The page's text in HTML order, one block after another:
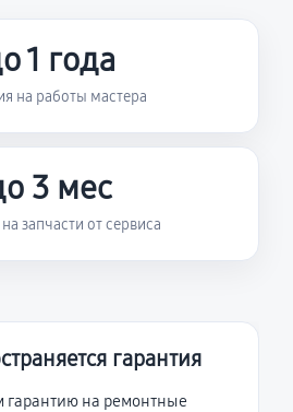
1 года
на работы мастера
3 мес
запчасти от сервиса
гарантия
гарантию на ремонтные